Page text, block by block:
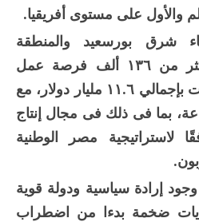
والأول على مستوى أفريقيا.
شرق بورسعيد والمنطقة
الاقتصادية فى توفير أكثر من ١٣٦ ألف فرصة عمل
مباشرة، وجذب استثمارات بإجمالي ١١.٦ مليار دولار، مع
بما فى ذلك فى مجال إنتاج
لاستراتيجية مصر الوطنية
إرادة سياسية ودولة قوية
ضخمة بدءا من اضطراب